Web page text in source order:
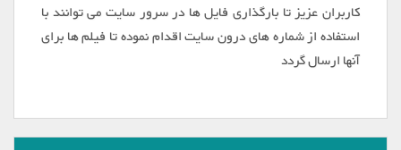
کاربران عزیز تا بارگذاری فایل ها در سرور سایت می توانند با
استفاده از شماره های درون سایت اقدام نموده تا فیلم ها برای
آنها ارسال گردد